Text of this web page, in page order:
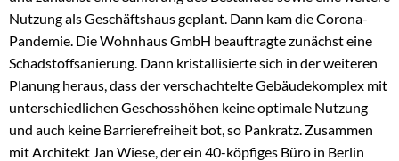
Nutzung als Geschäftshaus geplant. Dann kam die Corona-
Pandemie. Die Wohnhaus GmbH beauftragte zunächst eine
Schadstoffsanierung. Dann kristallisierte sich in der weiteren
Planung heraus, dass der verschachtelte Gebäudekomplex mit
unterschiedlichen Geschosshöhen keine optimale Nutzung
und auch keine Barrierefreiheit bot, so Pankratz. Zusammen
mit Architekt Jan Wiese, der ein 40-köpfiges Büro in Berlin